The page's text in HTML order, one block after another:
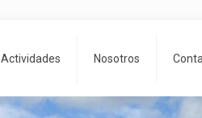
Actividades Nosotros